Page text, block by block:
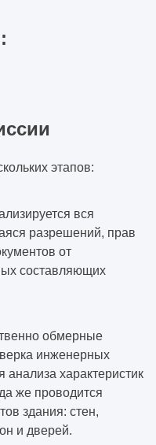
этапов:
вся
разрешений, прав
от
составляющих
обмерные
инженерных
характеристик
же проводится
здания: стен,
и дверей.